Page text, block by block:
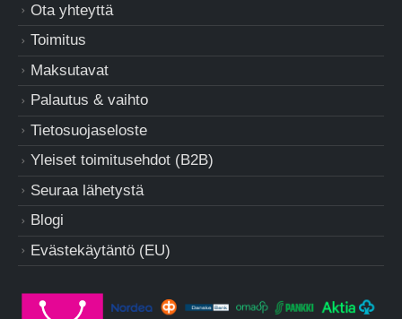
Ota yhteyttä
Toimitus
Maksutavat
Palautus & vaihto
Tietosuojaseloste
Yleiset toimitusehdot (B2B)
Seuraa lähetystä
Blogi
Evästekäytäntö (EU)